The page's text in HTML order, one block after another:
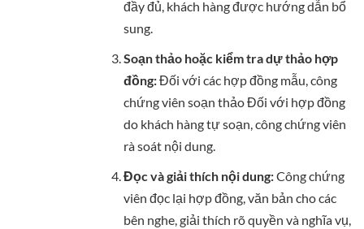
đầy đủ, khách hàng được hướng dẫn bổ
sung.
Soạn thảo hoặc kiểm tra dự thảo hợp
đồng:Đối với các hợp đồng mẫu, công
chứng viên soạn thảo Đối với hợp đồng
do khách hàng tự soạn, công chứng viên
rà soát nội dung.
Đọc và giải thích nội dung:Công chứng
viên đọc lại hợp đồng, văn bản cho các
bên nghe, giải thích rõ quyền và nghĩa vụ,